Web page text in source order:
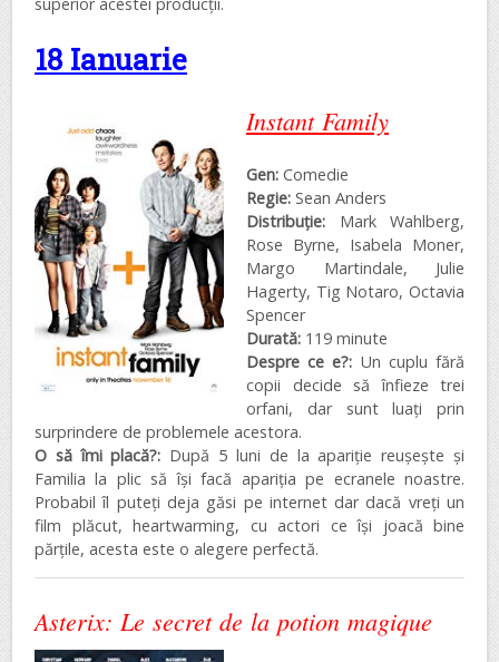
18 Ianuarie
Instant Family
Gen: Comedie
Regie: Sean Anders
Distribuţie: Mark Wahlberg,
Rose Byrne, Isabela Moner,
Margo Martindale, Julie
Hagerty, Tig Notaro, Octavia
Spencer
Durată: 119 minute
Despre ce e?: Un cuplu fără
copii decide să înfieze trei
orfani, dar sunt luați prin
surprindere de problemele acestora.
O să îmi placă?: După 5 luni de la apariție reușește și
Familia la plic să își facă apariția pe ecranele noastre.
Probabil îl puteți deja găsi pe internet dar dacă vreți un
film plăcut, heartwarming, cu actori ce își joacă bine
părțile, acesta este o alegere perfectă.
Asterix: Le secret de la potion magique